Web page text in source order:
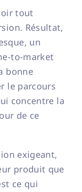
tout
Résultat,
un
to-market
bonne
le parcours
concentre la
de ce
exigeant,
produit que
ce qui